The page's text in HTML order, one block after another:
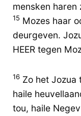
mensken haren
15 Mozes haar
deurgeven.
HEER tegen
16 Zo het Jozua
haile
tou, haile